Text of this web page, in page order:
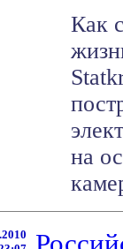
Как
на